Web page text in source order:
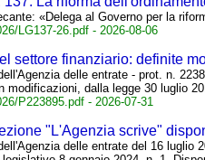
«Delega al Governo per la
LG137-26.pdf - 2026-08-06
settore finanziario: definite
delle entrate - prot. n.
modificazioni, dalla legge 30 luglio
P223895.pdf - 2026-07-31
"L'Agenzia scrive"
delle entrate del 16